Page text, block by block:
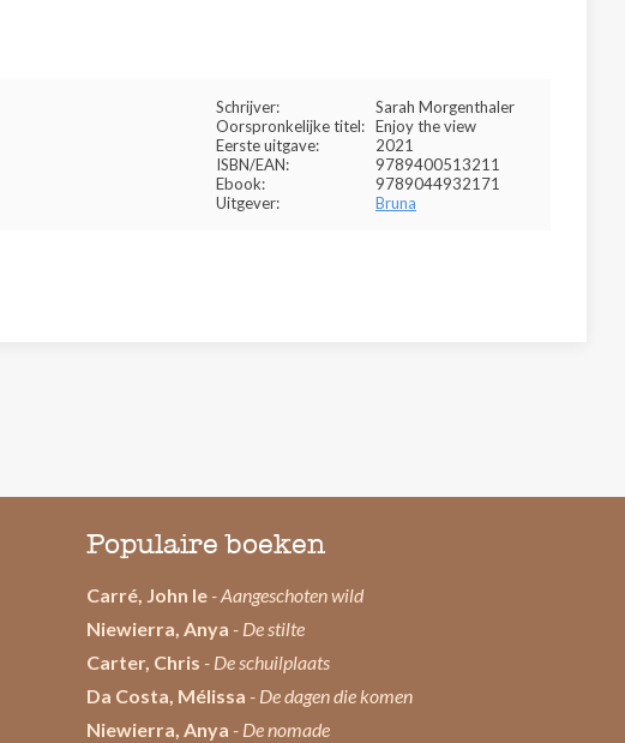
Schrijver:
Sarah Morgenthaler
Oorspronkelijke titel: Enjoy the view
Eerste uitgave:
2021
ISBN/EAN:
9789400513211
Ebook:
9789044932171
Uitgever:
Bruna
Populaire boeken
Carré, John le - Aangeschoten wild
Niewierra, Anya - De stilte
Carter, Chris - De schuilplaats
Da Costa, Mélissa - De dagen die komen
Niewierra, Anya - De nomade